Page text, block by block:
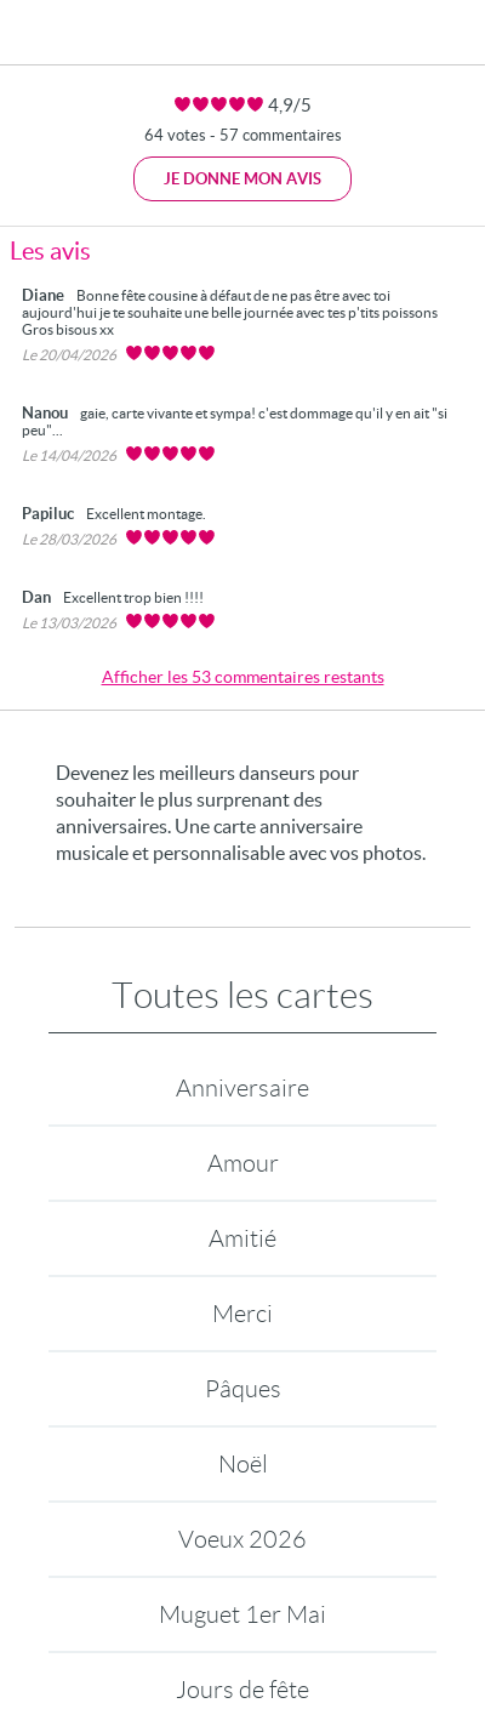
4,9/5
64 votes - 57 commentaires
JE DONNE MON AVIS
Les avis
Diane
Bonne fête cousine à défaut de ne pas être avec toi
aujourd'hui je te souhaite une belle journée avec tes p'tits poissons
Gros bisous xx
Le 20/04/2026
Nanou
gaie, carte vivante et sympa! c'est dommage qu'il y en ait "si
peu"...
Le 14/04/2026
Papiluc
Excellent montage.
Le 28/03/2026
Dan
Excellent trop bien !!!!
Le 13/03/2026
Afficher les 53 commentaires restants
Devenez les meilleurs danseurs pour
souhaiter le plus surprenant des
anniversaires. Une carte anniversaire
musicale et personnalisable avec vos photos.
Toutes les cartes
Anniversaire
Amour
Amitié
Merci
Pâques
Noël
Voeux 2026
Muguet 1er Mai
Jours de fête